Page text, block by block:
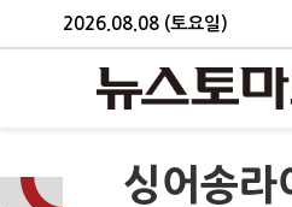
2026.08.08 (토요일)
싱어송라